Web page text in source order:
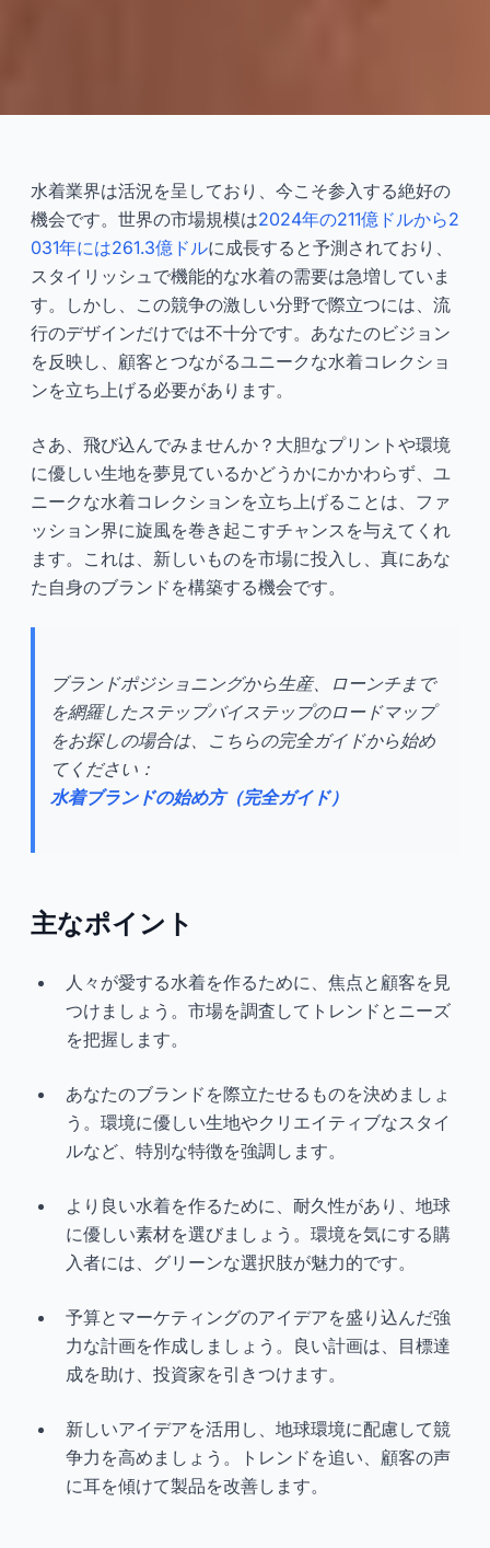
を立ち上げる方法
2025-11 大禹
今すぐ相談
水着業界は活況を呈しており、今こそ参入する絶好の
機会です。世界の市場規模は2024年の211億ドルから2
031年には261.3億ドルに成長すると予測されており、
スタイリッシュで機能的な水着の需要は急増していま
す。しかし、この競争の激しい分野で際立つには、流
行のデザインだけでは不十分です。あなたのビジョン
を反映し、顧客とつながるユニークな水着コレクショ
ンを立ち上げる必要があります。
さあ、飛び込んでみませんか？大胆なプリントや環境
に優しい生地を夢見ているかどうかにかかわらず、ユ
ニークな水着コレクションを立ち上げることは、ファ
ッション界に旋風を巻き起こすチャンスを与えてくれ
ます。これは、新しいものを市場に投入し、真にあな
た自身のブランドを構築する機会です。
ブランドポジショニングから生産、ローンチまで
を網羅したステップバイステップのロードマップ
をお探しの場合は、こちらの完全ガイドから始め
てください：
水着ブランドの始め方（完全ガイド）
主なポイント
人々が愛する水着を作るために、焦点と顧客を見
つけましょう。市場を調査してトレンドとニーズ
を把握します。
あなたのブランドを際立たせるものを決めましょ
う。環境に優しい生地やクリエイティブなスタイ
ルなど、特別な特徴を強調します。
より良い水着を作るために、耐久性があり、地球
に優しい素材を選びましょう。環境を気にする購
入者には、グリーンな選択肢が魅力的です。
予算とマーケティングのアイデアを盛り込んだ強
力な計画を作成しましょう。良い計画は、目標達
成を助け、投資家を引きつけます。
新しいアイデアを活用し、地球環境に配慮して競
争力を高めましょう。トレンドを追い、顧客の声
に耳を傾けて製品を改善します。